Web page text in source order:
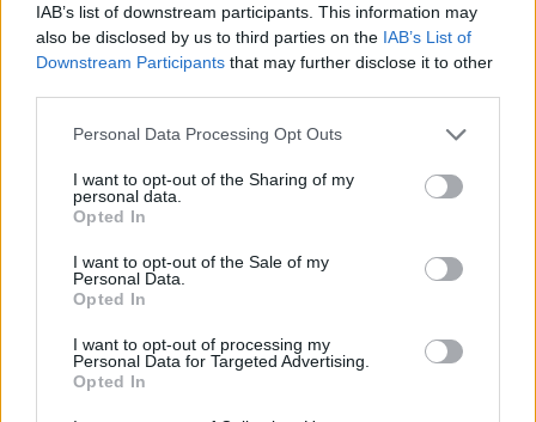
IAB’s list of downstream participants. This information may
also be disclosed by us to third parties on the IAB’s List of
Downstream Participants that may further disclose it to other
Please note that this website/app uses one or more Google
not limited to your visit or usage behaviour. You may click to
grant or deny consent to Google and its third-party tags to
use your data for below specified purposes in below Google
consent section.
Personal Data Processing Opt Outs
I want to opt-out of the Sharing of my
personal data.
Opted In
I want to opt-out of the Sale of my
Personal Data.
Opted In
I want to opt-out of processing my
Personal Data for Targeted Advertising.
Opted In
Magas kockázatot az innovációs projektek terén a
vállalatok alig egyötöde tolerál (18%), ahogy az
esetlegesen alulteljesítő K+F projektek leállítására
szolgáló rutinszerű folyamatok is ritkák (16%).
A stabil innovációs alapokkal rendelkező vállalatok
ugyanakkor gyorsabb árbevétel‑növekedést és magasabb
távú és következetes innovációs stratégia
megújulás nem elszigetelt ötletekkel, hanem
rendszerszintű építkezéssel valósulhat meg.